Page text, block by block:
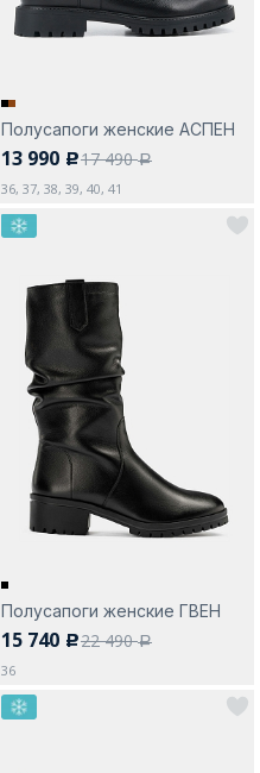
Полусапоги женские АСПЕН
13 990 c17 490a
36, 37, 38, 39, 40, 41
Полусапоги женские ГВЕН
15 740 c22 490a
36